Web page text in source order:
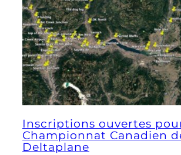
Inscriptions ouvertes
Championnat Canadien
Deltaplane